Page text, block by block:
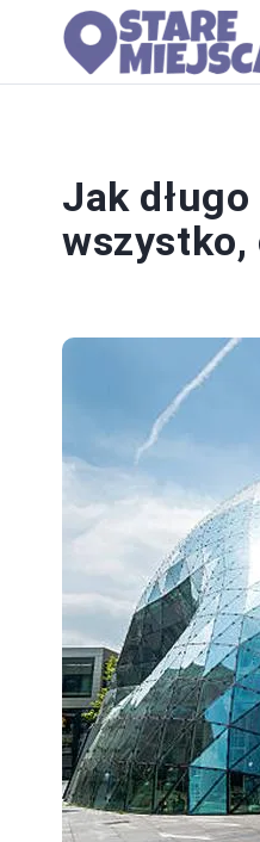
Jak
wszystko,